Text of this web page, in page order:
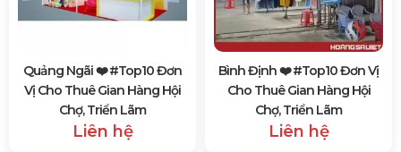
Quảng Ngãi ❤️️ #top10 Đơn
Vị Cho Thuê Gian Hàng Hội
Chợ, Triển Lãm
Liên hệ
Bình Định ❤️️ #top10 Đơn Vị
Cho Thuê Gian Hàng Hội
Chợ, Triển Lãm
Liên hệ